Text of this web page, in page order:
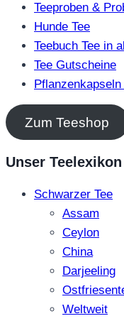
Teeproben &
Hunde Tee
Teebuch Tee in
Tee Gutscheine
Zum Teeshop
Unser Teelexikon
Schwarzer Tee
Assam
Ceylon
China
Darjeeling
Weltweit